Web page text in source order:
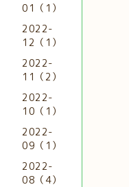
01（1）
2022-
12（1）
2022-
11（2）
2022-
10（1）
2022-
09（1）
2022-
08（4）